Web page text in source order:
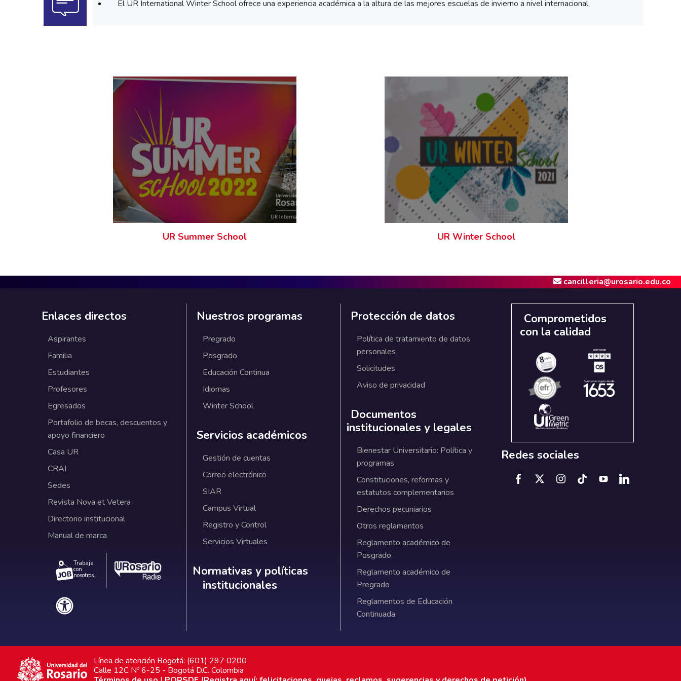
El UR International Winter School ofrece una experiencia académica a la altura de las mejores escuelas de invierno a nivel internacional.
UR Summer School UR Winter School
cancilleria@urosario.edu.co
Enlaces directos
Aspirantes
Familia
Estudiantes
Profesores
Egresados
Portafolio de becas, descuentos y
apoyo financiero
Casa UR
CRAI
Sedes
Revista Nova et Vetera
Directorio institucional
Manual de marca
Trabaja
con
nosotros.
Nuestros programas
Pregrado
Posgrado
Educación Continua
Idiomas
Winter School
Servicios académicos
Gestión de cuentas
Correo electrónico
SIAR
Campus Virtual
Registro y Control
Servicios Virtuales
Normativas y políticas institucionales
Normativas y políticas
institucionales
Protección de datos
Política de tratamiento de datos
personales
Solicitudes
Aviso de privacidad
Documentos
institucionales y legales
Bienestar Universitario: Política y
programas
Constituciones, reformas y
estatutos complementarios
Derechos pecuniarios
Otros reglamentos
Reglamento académico de
Posgrado
Reglamento académico de
Pregrado
Reglamentos de Educación
Continuada
Comprometidos
con la calidad
Redes sociales
Línea de atención Bogotá: (601) 297 0200
Calle 12C Nº 6-25 - Bogotá D.C. Colombia